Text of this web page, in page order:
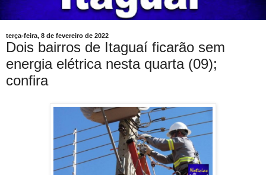
terça-feira, 8 de fevereiro de 2022
Dois bairros de Itaguaí ficarão sem
energia elétrica nesta quarta (09);
confira